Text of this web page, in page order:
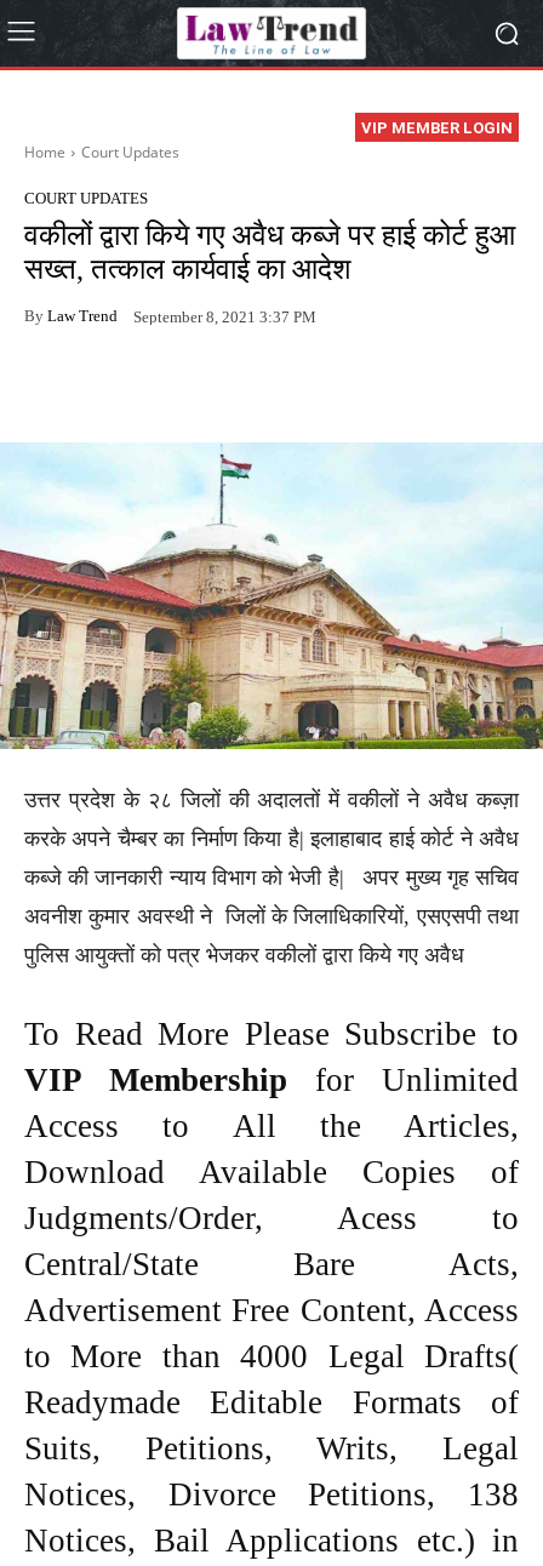
VIP MEMBER LOGIN
Home Court Updates
COURT UPDATES
वकीलों द्वारा किये गए अवैध कब्जे पर हाई कोर्ट हुआ
सख्त, तत्काल कार्यवाई का आदेश
By Law Trend September 8, 2021 3:37 PM
उत्तर प्रदेश के २८ जिलों की अदालतों में वकीलों ने अवैध कब्ज़ा
करके अपने चैम्बर का निर्माण किया है| इलाहाबाद हाई कोर्ट ने अवैध
कब्जे की जानकारी न्याय विभाग को भेजी है| अपर मुख्य गृह सचिव
अवनीश कुमार अवस्थी ने जिलों के जिलाधिकारियों, एसएसपी तथा
पुलिस आयुक्तों को पत्र भेजकर वकीलों द्वारा किये गए अवैध
To Read More Please Subscribe to
VIP Membership for Unlimited
Access to All the Articles,
Download Available Copies of
Judgments/Order, Acess to
Central/State Bare Acts,
Advertisement Free Content, Access
to More than 4000 Legal Drafts(
Readymade Editable Formats of
Suits, Petitions, Writs, Legal
Notices, Divorce Petitions, 138
Notices, Bail Applications etc.) in